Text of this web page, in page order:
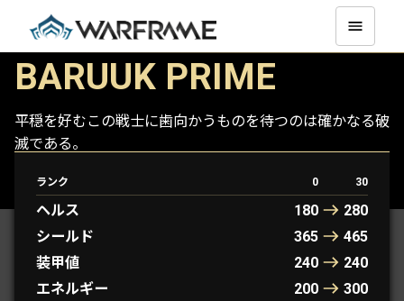
BARUUK PRIME
平穏を好むこの戦士に歯向かうものを待つのは確かなる破
滅である。
ランク 0 30
ヘルス 180
280
シールド
365
465
装甲値
240
240
エネルギー
200 300